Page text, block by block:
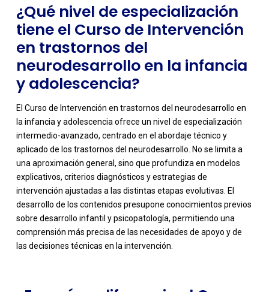
¿Qué nivel de especialización
tiene el Curso de Intervención
en trastornos del
neurodesarrollo en la infancia
y adolescencia?
El Curso de Intervención en trastornos del neurodesarrollo en
la infancia y adolescencia ofrece un nivel de especialización
intermedio-avanzado, centrado en el abordaje técnico y
aplicado de los trastornos del neurodesarrollo. No se limita a
una aproximación general, sino que profundiza en modelos
explicativos, criterios diagnósticos y estrategias de
intervención ajustadas a las distintas etapas evolutivas. El
desarrollo de los contenidos presupone conocimientos previos
sobre desarrollo infantil y psicopatología, permitiendo una
comprensión más precisa de las necesidades de apoyo y de
las decisiones técnicas en la intervención.
-